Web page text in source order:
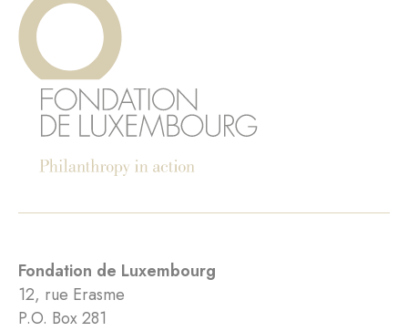
Fondation de Luxembourg
12, rue Erasme
P.O. Box 281